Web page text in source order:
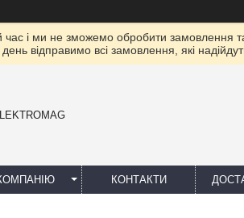
і ми не зможемо обробити замовлення
відправимо всі замовлення, які
КОНТАКТИ